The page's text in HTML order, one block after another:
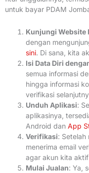
untuk bayar PDAM
Kunjungi Website
dengan
sini. Di sana, kita
Isi Data Diri
semua informasi
hingga informasi
verifikasi
Unduh Aplikasi:
aplikasinya,
Android dan App
Verifikasi: Setelah
menerima email
agar akun kita
Mulai Jualan: Ya,